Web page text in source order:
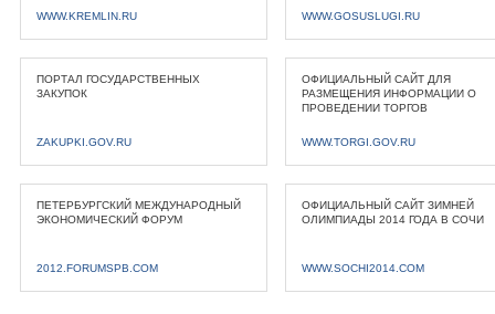
WWW.KREMLIN.RU WWW.GOSUSLUGI.RU
ПОРТАЛ ГОСУДАРСТВЕННЫХ
ЗАКУПОК
ZAKUPKI.GOV.RU
ОФИЦИАЛЬНЫЙ САЙТ ДЛЯ
РАЗМЕЩЕНИЯ ИНФОРМАЦИИ О
ПРОВЕДЕНИИ ТОРГОВ
WWW.TORGI.GOV.RU
ПЕТЕРБУРГСКИЙ МЕЖДУНАРОДНЫЙ
ЭКОНОМИЧЕСКИЙ ФОРУМ
2012.FORUMSPB.COM
ОФИЦИАЛЬНЫЙ САЙТ ЗИМНЕЙ
ОЛИМПИАДЫ 2014 ГОДА В СОЧИ
WWW.SOCHI2014.COM